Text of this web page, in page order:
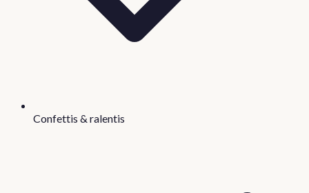
Confettis & ralentis